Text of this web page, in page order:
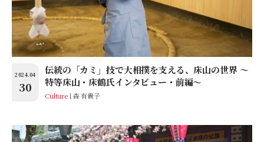
2024.04
30
伝統の「カミ」技で大相撲を支える、床山の世界 ～
特等床山・床鶴氏インタビュー・前編～
Culture 森 有貴子